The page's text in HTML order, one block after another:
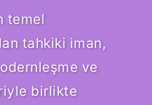
temel
tahkiki iman,
ve
birlikte